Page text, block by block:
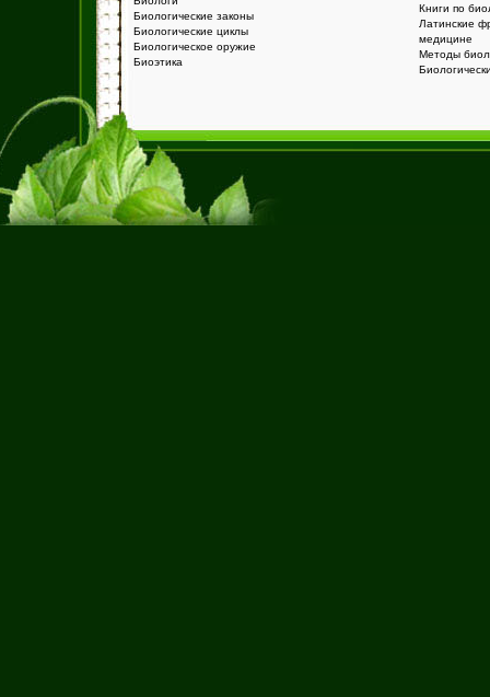
Биологические законы
Биологические циклы
Биологическое оружие
Биоэтика
Книги по
Латинские
медицине
Методы